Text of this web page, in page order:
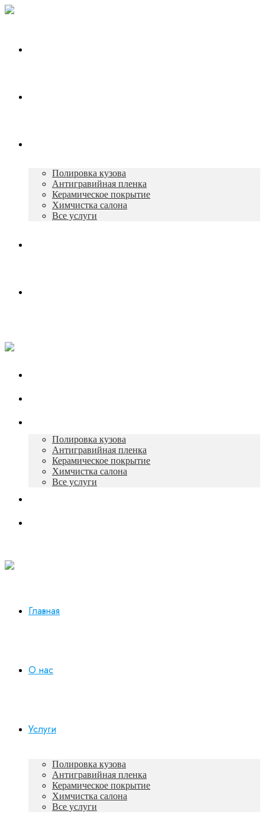
Полировка кузова
Антигравийная пленка
Керамическое покрытие
Химчистка салона
Все услуги
Полировка кузова
Антигравийная пленка
Керамическое покрытие
Химчистка салона
Все услуги
Главная
О нас
Услуги
Полировка кузова
Антигравийная пленка
Керамическое покрытие
Химчистка салона
Все услуги